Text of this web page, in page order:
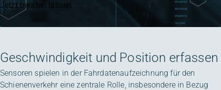
Jetzt beraten lassen
Geschwindigkeit und Position erfassen
Sensoren spielen in der Fahrdatenaufzeichnung für den
Schienenverkehr eine zentrale Rolle, insbesondere in Bezug